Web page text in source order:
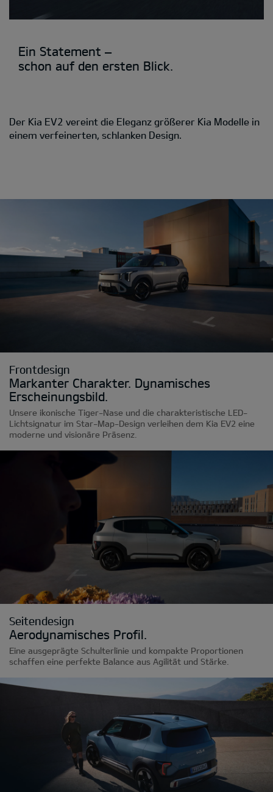
Ein Statement –
schon auf den ersten Blick.
Der Kia EV2 vereint die Eleganz größerer Kia Modelle in
einem verfeinerten, schlanken Design.
Frontdesign
Markanter Charakter. Dynamisches
Erscheinungsbild.
Unsere ikonische Tiger-Nase und die charakteristische LED-
Lichtsignatur im Star-Map-Design verleihen dem Kia EV2 eine
moderne und visionäre Präsenz.
Seitendesign
Aerodynamisches Profil.
Eine ausgeprägte Schulterlinie und kompakte Proportionen
schaffen eine perfekte Balance aus Agilität und Stärke.